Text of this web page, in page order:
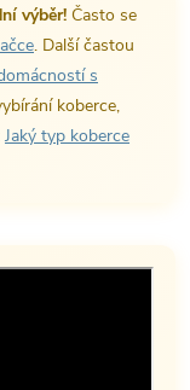
výběr! Často se
. Další častou
s
koberce,
Jaký typ koberce